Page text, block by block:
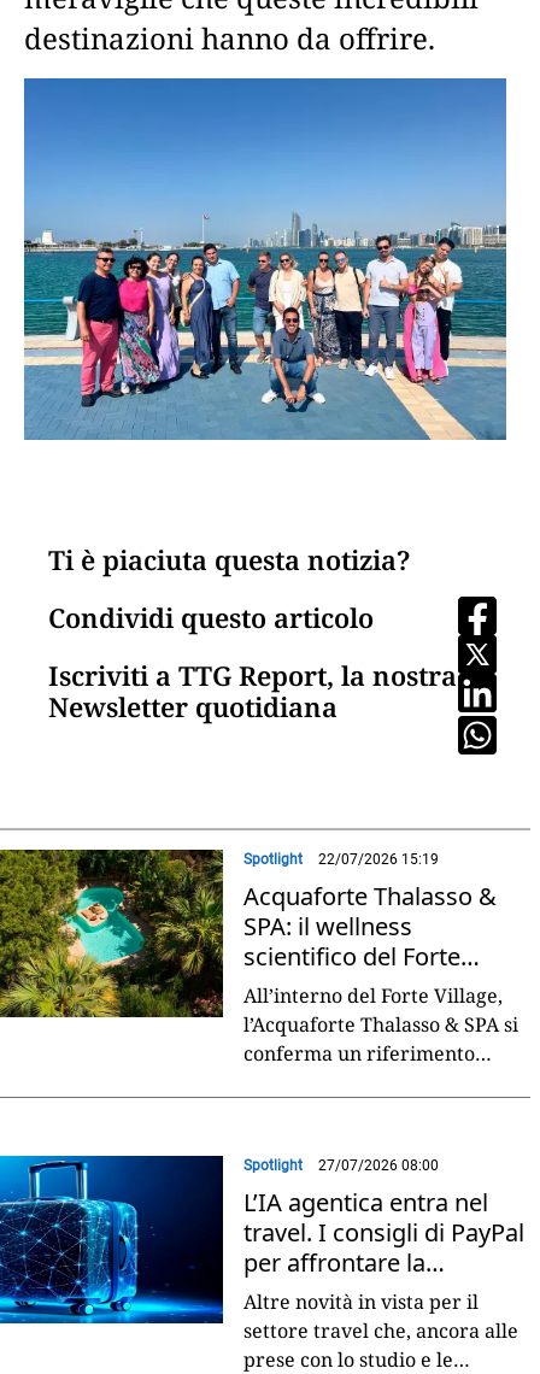
destinazioni hanno da offrire.
Ti è piaciuta questa notizia?
Condividi questo articolo
Iscriviti a TTG Report, la nostra
Newsletter quotidiana
Spotlight 22/07/2026 15:19
Acquaforte Thalasso &
SPA: il wellness
scientifico del Forte
Village Resort
All’interno del Forte Village,
l’Acquaforte Thalasso & SPA si
conferma un riferimento
Spotlight 27/07/2026 08:00
L’IA agentica entra nel
travel. I consigli di PayPal
per affrontare la
transizione
Altre novità in vista per il
settore travel che, ancora alle
prese con lo studio e le